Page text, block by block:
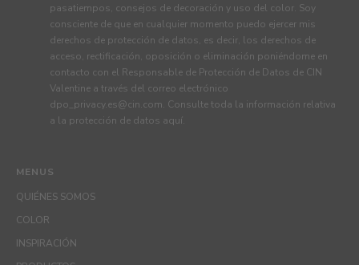
MENUS
QUIÉNES SOMOS
COLOR
INSPIRACIÓN
pasatiempos, consejos de decoración y uso del color. Soy
consciente de que en cualquier momento puedo ejercer mis
derechos de protección de datos, es decir, los derechos de
acceso, rectificación, oposición o eliminación poniéndome en
contacto con el Responsable de Protección de Datos de CIN
Valentine a través del correo electrónico
dpo_privacy.es@cin.com. Consulte toda la información relativa
a la protección de datos aquí.